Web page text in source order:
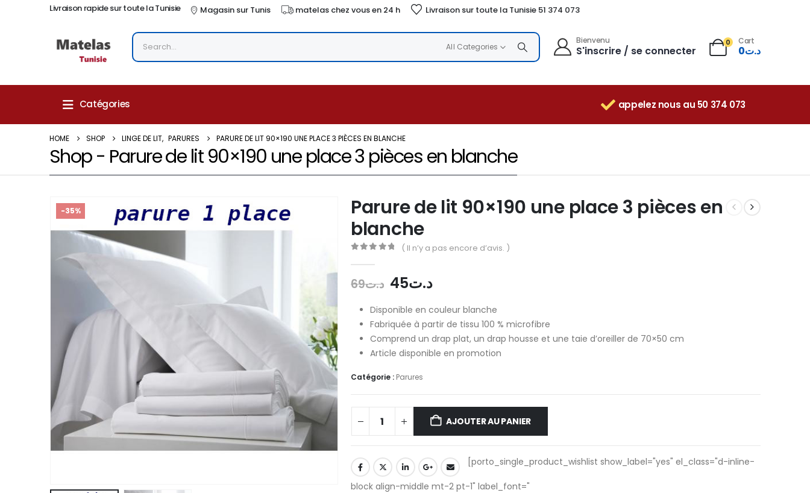
Livraison rapide sur toute la Tunisie Magasin sur Tunis matelas chez vous en 24 h Livraison sur toute la Tunisie 51 374 073
All Categories
Bienvenu
S'inscrire / se connecter
0 Cart
د.ت0
Catégories appelez nous au 50 374 073
HOME SHOP LINGE DE LIT, PARURES PARURE DE LIT 90×190 UNE PLACE 3 PIÈCES EN BLANCHE
Shop - Parure de lit 90×190 une place 3 pièces en blanche
-35%
Parure de lit 90×190 une place 3 pièces en
blanche
( Il n’y a pas encore d’avis. )
د.ت69 د.ت45
Disponible en couleur blanche
Fabriquée à partir de tissu 100 % microfibre
Comprend un drap plat, un drap housse et une taie d’oreiller de 70×50 cm
Article disponible en promotion
Catégorie : Parures
AJOUTER AU PANIER
[porto_single_product_wishlist show_label="yes" el_class="d-inline-
block align-middle mt-2 pt-1" label_font="